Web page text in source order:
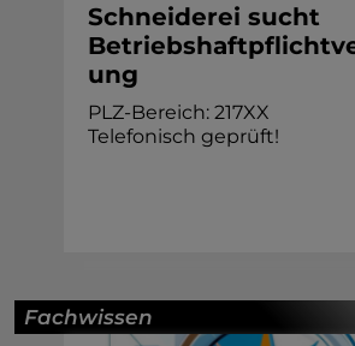
Schneiderei sucht
ung
PLZ-Bereich: 217XX
Telefonisch geprüft!
Fachwissen